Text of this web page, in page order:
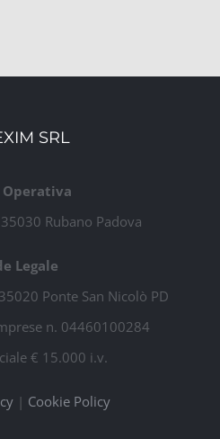
SRL
Operativa
Rubano Padova
Legale
Ponte San Nicolò PD
n. 04460100284
€ 15.000 i.v.
| Cookie Policy